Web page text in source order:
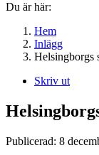
Du är här:
Hem
Inlägg
Helsingborgs
Skriv ut
Publicerad: 8